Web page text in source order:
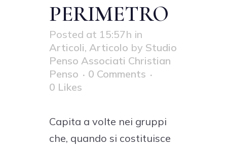
PERIMETRO
Posted at 15:57h in
Articoli, Articolo by Studio
Penso Associati Christian
Penso
0 Comments
0 Likes
Capita a volte nei gruppi
che, quando si costituisce